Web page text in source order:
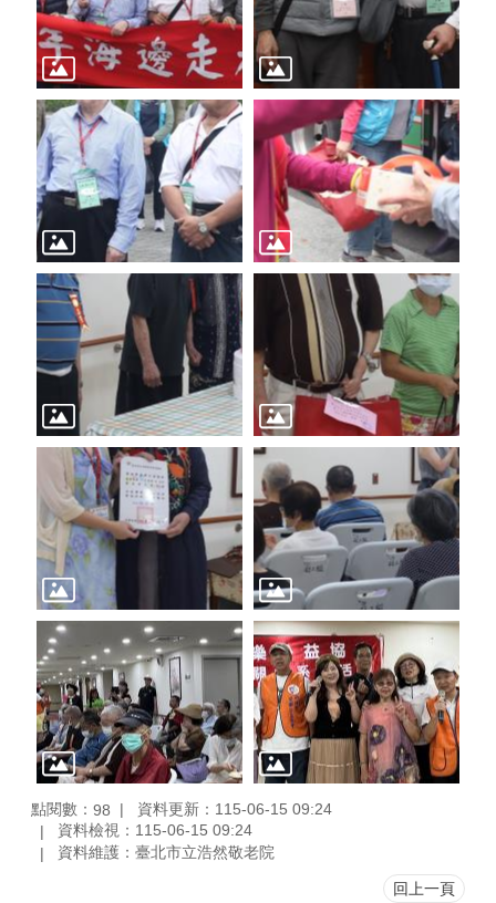
點閱數： 98
資料更新：115-06-15 09:24
資料檢視：115-06-15 09:24
資料維護：臺北市立浩然敬老院
回上一頁